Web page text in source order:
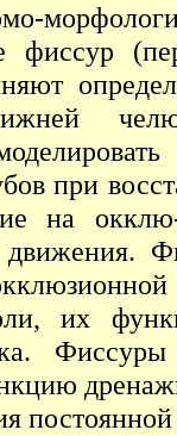
фиссур
при
на
их
Фиссуры